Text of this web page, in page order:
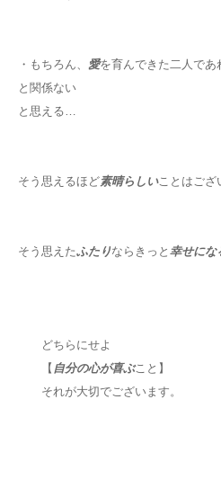
・もちろん、 愛を育んできた二人であ
と関係ない
と思える…
そう思えるほど素晴らしいことはござ
そう思えたふたりならきっと 幸せにな
どちらにせよ
【 自分の心が喜ぶこと】
それが大切でございます。